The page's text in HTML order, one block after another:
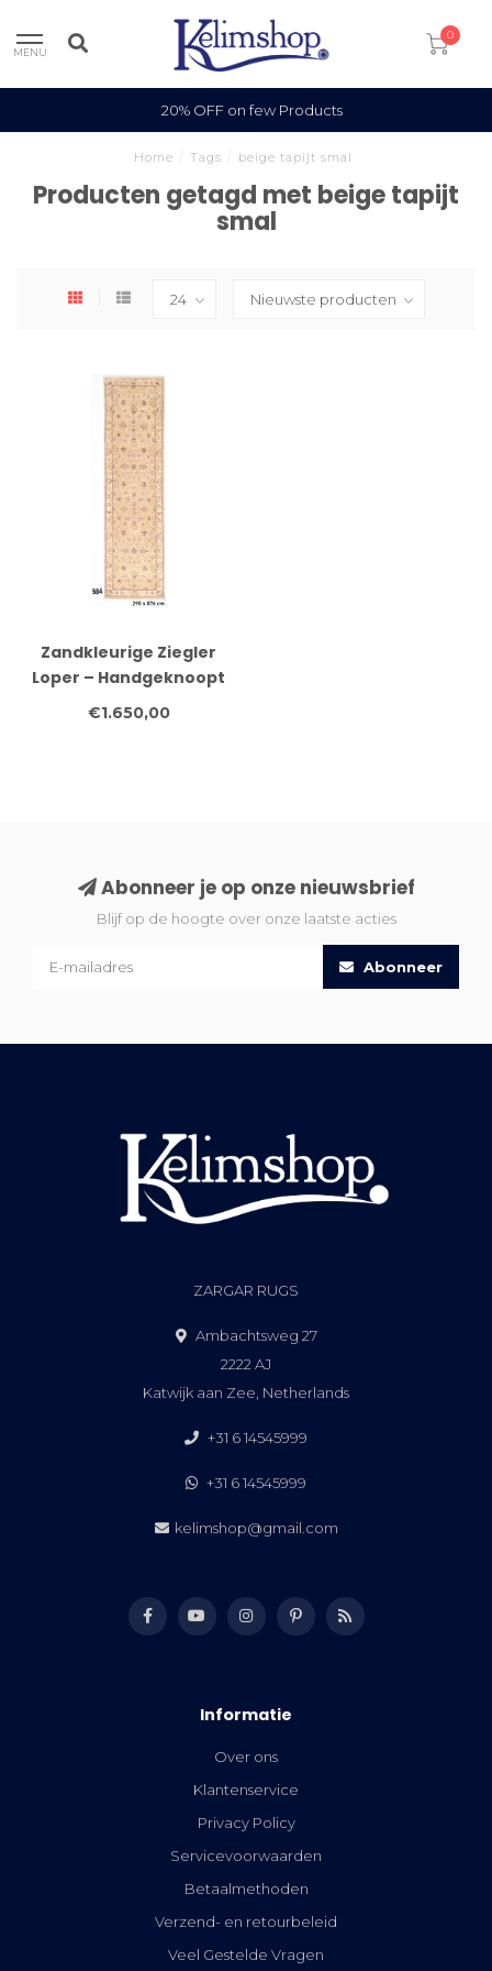
MENU
0
20% OFF on few Products
Home Tags beige tapijt smal
Producten getagd met beige tapijt
smal
Zandkleurige Ziegler
Loper – Handgeknoopt
Wol – 290 x 076 cm
€1.650,00
Abonneer je op onze nieuwsbrief
Blijf op de hoogte over onze laatste acties
Abonneer
ZARGAR RUGS
Ambachtsweg 27
2222 AJ
Katwijk aan Zee, Netherlands
+31 6 14545999
+31 6 14545999
kelimshop@gmail.com
Informatie
Over ons
Klantenservice
Privacy Policy
Servicevoorwaarden
Betaalmethoden
Verzend- en retourbeleid
Veel Gestelde Vragen